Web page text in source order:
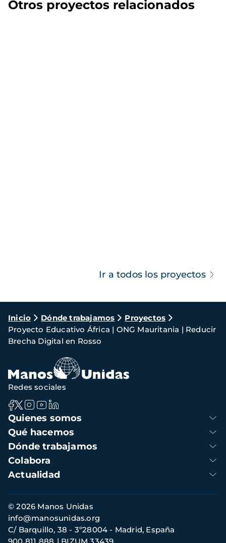
Otros proyectos relacionados
Ir a todos los proyectos
Ruta
de
navegación
Inicio Dónde trabajamos
Proyectos
Proyecto Educativo África | ONG Mauritania | Reducir
Brecha Digital en Rosso
Navegación
principal
Quienes somos
Qué hacemos
Dónde trabajamos
Colabora
Actualidad
Redes sociales
Información
de
contacto
© 2026 Manos Unidas
C/ Barquillo, 38 - 3º28004 - Madrid, España
info@manosunidas.org